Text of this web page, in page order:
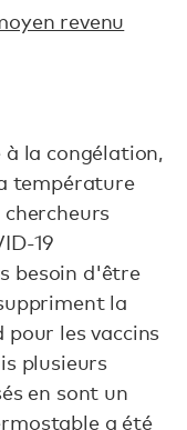
revenu
la congélation,
température
19
besoin d'être
la
les vaccins
plusieurs
en sont un
a été